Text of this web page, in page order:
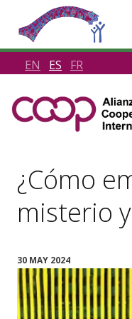
EN ES FR
¿Cómo
misterio
30 MAY 2024